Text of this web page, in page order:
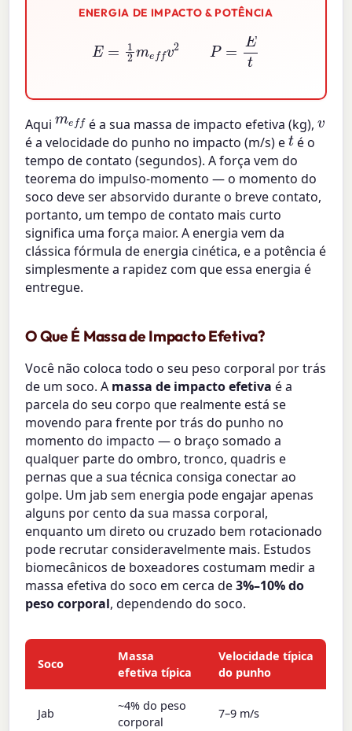
ENERGIA DE IMPACTO & POTÊNCIA
Aquimefé a sua massa de impacto efetiva (kg), v
é a velocidade do punho no impacto (m/s) eté o
tempo de contato (segundos). A força vem do
teorema do impulso-momento — o momento do
soco deve ser absorvido durante o breve contato,
portanto, um tempo de contato mais curto
significa uma força maior. A energia vem da
clássica fórmula de energia cinética, e a potência é
simplesmente a rapidez com que essa energia é
entregue.
O Que É Massa de Impacto Efetiva?
Você não coloca todo o seu peso corporal por trás
de um soco. A massa de impacto efetiva é a
parcela do seu corpo que realmente está se
movendo para frente por trás do punho no
momento do impacto — o braço somado a
qualquer parte do ombro, tronco, quadris e
pernas que a sua técnica consiga conectar ao
golpe. Um jab sem energia pode engajar apenas
alguns por cento da sua massa corporal,
enquanto um direto ou cruzado bem rotacionado
pode recrutar consideravelmente mais. Estudos
biomecânicos de boxeadores costumam medir a
massa efetiva do soco em cerca de3%–10% do
peso corporal, dependendo do soco.
Soco
Massa
efetiva típica
Velocidade típica
do punho
Jab
~4% do peso
corporal
7–9 m/s